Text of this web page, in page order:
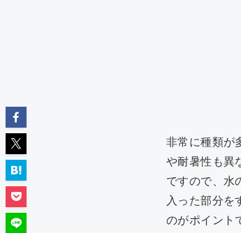
非常に種類が
や耐暑性も異
ですので、水
入った部分を
のがポイント